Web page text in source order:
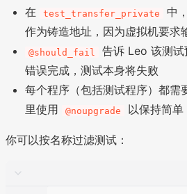
在 test_transfer_private 中
作为铸造地址，因为虚拟机要求
@should_fail
告诉 Leo 该测
错误完成，测试本身将失败
每个程序（包括测试程序）都需
里使用
@noupgrade 以保持简单
你可以按名称过滤测试：